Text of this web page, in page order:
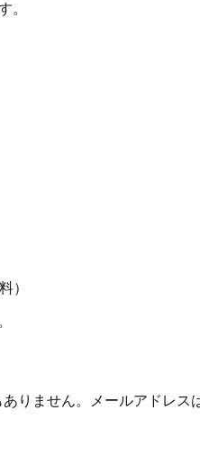
。
）
りません。メールアドレス